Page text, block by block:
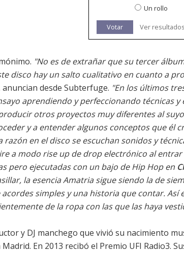
Un rollo
Votar Ver resultados
"No es de extrañar que su tercer
disco hay un salto cualitativo en cuanto a
anuncian desde Subterfuge. "En los últimos
aprendiendo y perfeccionando técnicas
otros proyectos muy diferentes al
y a entender algunos conceptos que él
en el disco se escuchan sonidos y
a modo rise up de drop electrónico al
pero ejecutadas con un bajo de Hip Hop en
la esencia Amatria sigue siendo la de
simples y una historia que contar. Así
de la ropa con las que las haya
y DJ manchego que vivió su nacimiento
En 2013 recibó el Premio UFI Radio3.